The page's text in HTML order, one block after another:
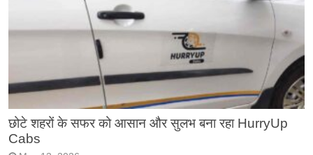
छोटे शहरों के सफर को आसान और सुलभ बना रहा HurryUp
Cabs